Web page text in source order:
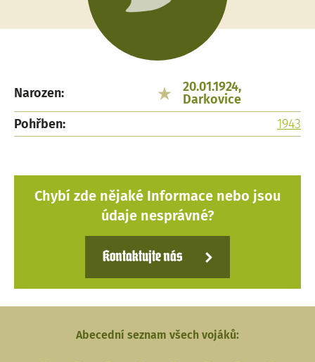
Narozen:
20.01.1924,
Darkovice
Pohřben:
1943
Chybí zde nějaké Informace nebo jsou
údaje nesprávné?
Kontaktujte nás
Abecední seznam všech vojáků: